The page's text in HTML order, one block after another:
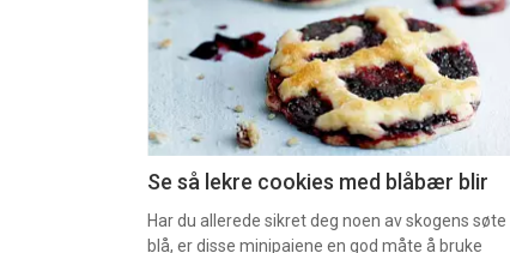
-
section
11
Dagens
rett
Se så lekre cookies med blåbær blir
Har du allerede sikret deg noen av skogens søte
blå, er disse minipaiene en god måte å bruke